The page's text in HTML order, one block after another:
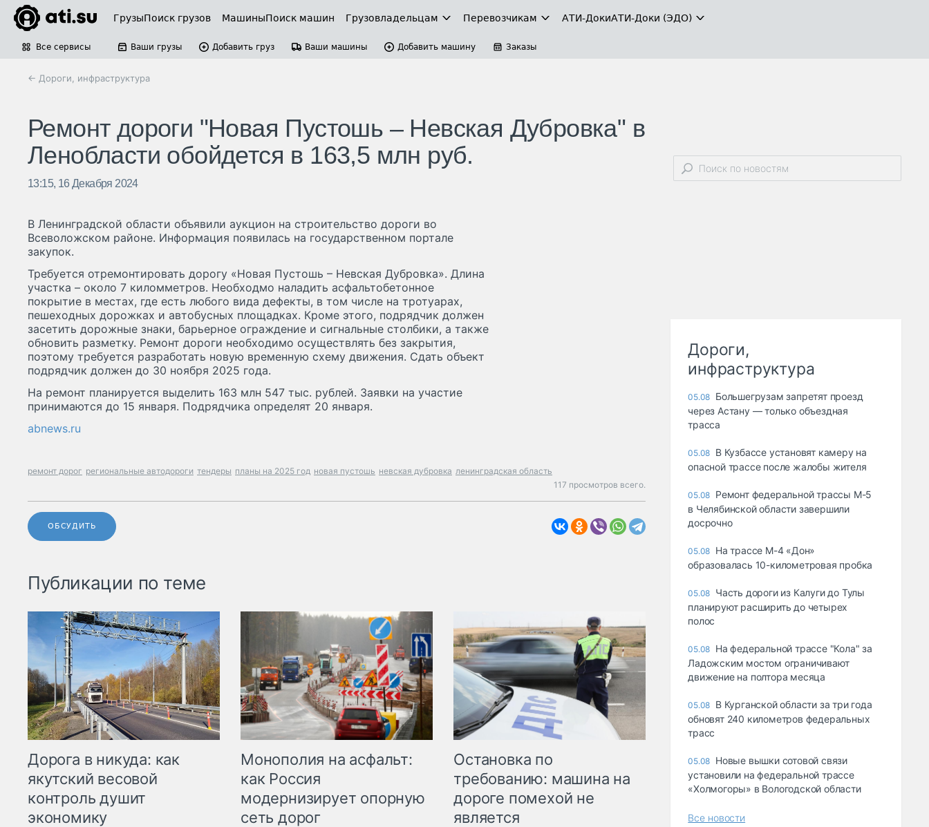
ГрузыПоиск грузов МашиныПоиск машин Грузовладельцам Перевозчикам АТИ-ДокиАТИ-Доки (ЭДО)
Все сервисы Ваши грузы Добавить груз Ваши машины Добавить машину Заказы
← Дороги, инфраструктура
Ремонт дороги "Новая Пустошь – Невская Дубровка" в
Ленобласти обойдется в 163,5 млн руб.
13:15, 16 Декабря 2024
В Ленинградской области объявили аукцион на строительство дороги во
Всеволожском районе. Информация появилась на государственном портале
закупок.
Требуется отремонтировать дорогу «Новая Пустошь – Невская Дубровка». Длина
участка – около 7 киломметров. Необходмо наладить асфальтобетонное
покрытие в местах, где есть любого вида дефекты, в том числе на тротуарах,
пешеходных дорожках и автобусных площадках. Кроме этого, подрядчик должен
засетить дорожные знаки, барьерное ограждение и сигнальные столбики, а также
обновить разметку. Ремонт дороги необходимо осуществлять без закрытия,
поэтому требуется разработать новую временную схему движения. Сдать объект
подрядчик должен до 30 ноября 2025 года.
На ремонт планируется выделить 163 млн 547 тыс. рублей. Заявки на участие
принимаются до 15 января. Подрядчика определят 20 января.
abnews.ru
ремонт дорог региональные автодороги тендеры планы на 2025 год новая пустошь невская дубровка ленинградская область
117 просмотров всего.
ОБСУДИТЬ
Публикации по теме
Дорога в никуда: как
якутский весовой
контроль душит
экономику
Монополия на асфальт:
как Россия
модернизирует опорную
сеть дорог
Остановка по
требованию: машина на
дороге помехой не
является
Дороги,
инфраструктура
05.08 Большегрузам запретят проезд
через Астану — только объездная
трасса
05.08 В Кузбассе установят камеру на
опасной трассе после жалобы жителя
05.08 Ремонт федеральной трассы М-5
в Челябинской области завершили
досрочно
05.08 На трассе М-4 «Дон»
образовалась 10-километровая пробка
05.08 Часть дороги из Калуги до Тулы
планируют расширить до четырех
полос
05.08 На федеральной трассе "Кола" за
Ладожским мостом ограничивают
движение на полтора месяца
05.08 В Курганской области за три года
обновят 240 километров федеральных
трасс
05.08 Новые вышки сотовой связи
установили на федеральной трассе
«Холмогоры» в Вологодской области
Все новости